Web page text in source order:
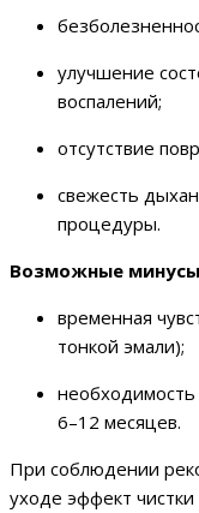
улучшение
воспалений;
отсутствие
свежесть
процедуры.
Возможные
временная
тонкой эмали);
6–12 месяцев.
При соблюдении
уходе эффект чистки